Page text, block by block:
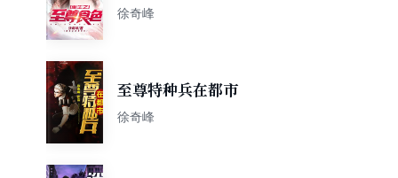
徐奇峰
至尊特种兵在都市
徐奇峰